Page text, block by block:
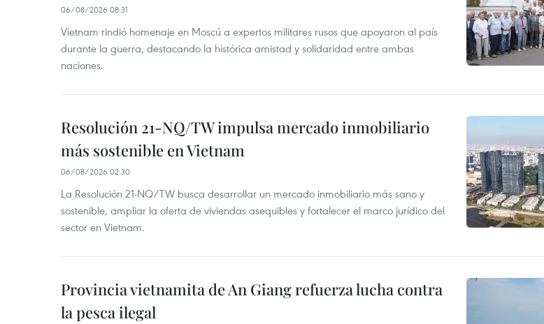
06/08/2026 08:31
Vietnam rindió homenaje en Moscú a expertos militares rusos que apoyaron al país
durante la guerra, destacando la histórica amistad y solidaridad entre ambas
naciones.
Resolución 21-NQ/TW impulsa mercado inmobiliario
más sostenible en Vietnam
06/08/2026 02:30
La Resolución 21-NQ/TW busca desarrollar un mercado inmobiliario más sano y
sostenible, ampliar la oferta de viviendas asequibles y fortalecer el marco jurídico del
sector en Vietnam.
Provincia vietnamita de An Giang refuerza lucha contra
la pesca ilegal